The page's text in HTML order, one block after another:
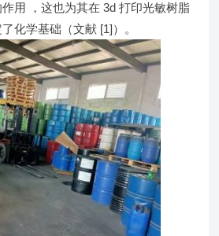
用 ，这也为其在 3d 打印光敏树脂
化学基础（文献 [1]）。